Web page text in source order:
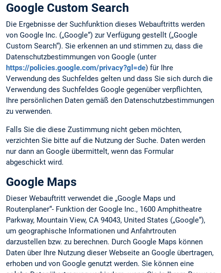
Google Custom Search
Die Ergebnisse der Suchfunktion dieses Webauftritts werden
von Google Inc. („Google“) zur Verfügung gestellt („Google
Custom Search“). Sie erkennen an und stimmen zu, dass die
Datenschutzbestimmungen von Google (unter
https://policies.google.com/privacy?gl=de) für Ihre
Verwendung des Suchfeldes gelten und dass Sie sich durch die
Verwendung des Suchfeldes Google gegenüber verpflichten,
Ihre persönlichen Daten gemäß den Datenschutzbestimmungen
zu verwenden.
Falls Sie die diese Zustimmung nicht geben möchten,
verzichten Sie bitte auf die Nutzung der Suche. Daten werden
nur dann an Google übermittelt, wenn das Formular
abgeschickt wird.
Google Maps
Dieser Webauftritt verwendet die „Google Maps und
Routenplaner“- Funktion der Google Inc., 1600 Amphitheatre
Parkway, Mountain View, CA 94043, United States („Google“),
um geographische Informationen und Anfahrtrouten
darzustellen bzw. zu berechnen. Durch Google Maps können
Daten über Ihre Nutzung dieser Webseite an Google übertragen,
erhoben und von Google genutzt werden. Sie können eine